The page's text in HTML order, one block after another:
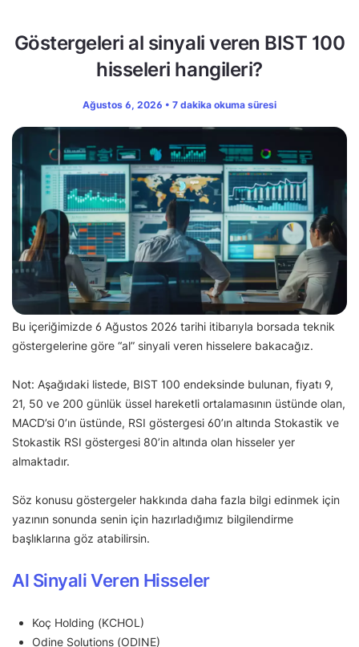
Göstergeleri al sinyali veren BIST 100
hisseleri hangileri?
Ağustos 6, 2026 • 7 dakika okuma süresi
Bu içeriğimizde 6 Ağustos 2026 tarihi itibarıyla borsada teknik
göstergelerine göre “al” sinyali veren hisselere bakacağız.
Not: Aşağıdaki listede, BIST 100 endeksinde bulunan, fiyatı 9,
21, 50 ve 200 günlük üssel hareketli ortalamasının üstünde olan,
MACD’si 0’ın üstünde, RSI göstergesi 60’ın altında Stokastik ve
Stokastik RSI göstergesi 80’in altında olan hisseler yer
almaktadır.
Söz konusu göstergeler hakkında daha fazla bilgi edinmek için
yazının sonunda senin için hazırladığımız bilgilendirme
başlıklarına göz atabilirsin.
Al Sinyali Veren Hisseler
Koç Holding (KCHOL)
Odine Solutions (ODINE)